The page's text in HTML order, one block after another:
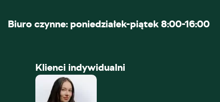
Biuro czynne: poniedziałek-piątek 8:00-16:00
Klienci indywidualni